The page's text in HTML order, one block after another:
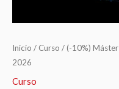
Inicio / Curso / (-10%)
2026
Curso